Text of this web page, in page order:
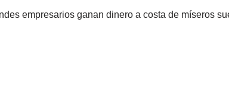
empresarios ganan dinero a costa de míseros